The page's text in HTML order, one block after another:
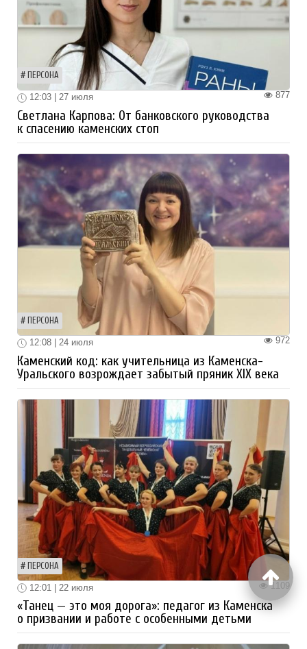
ПЕРСОНА
877
12:03 | 27 июля
Светлана Карпова: От банковского руководства
к спасению каменских стоп
ПЕРСОНА
972
12:08 | 24 июля
Каменский код: как учительница из Каменска-
Уральского возрождает забытый пряник XIX века
ПЕРСОНА
1109
12:01 | 22 июля
«Танец — это моя дорога»: педагог из Каменска
о призвании и работе с особенными детьми